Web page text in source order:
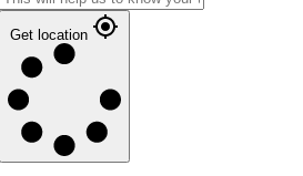
Get location